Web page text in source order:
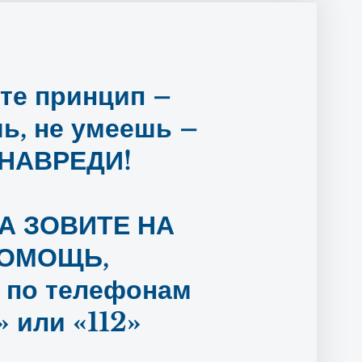
принцип –
не умеешь –
ЗОВИТЕ НА
по телефонам
или «112»